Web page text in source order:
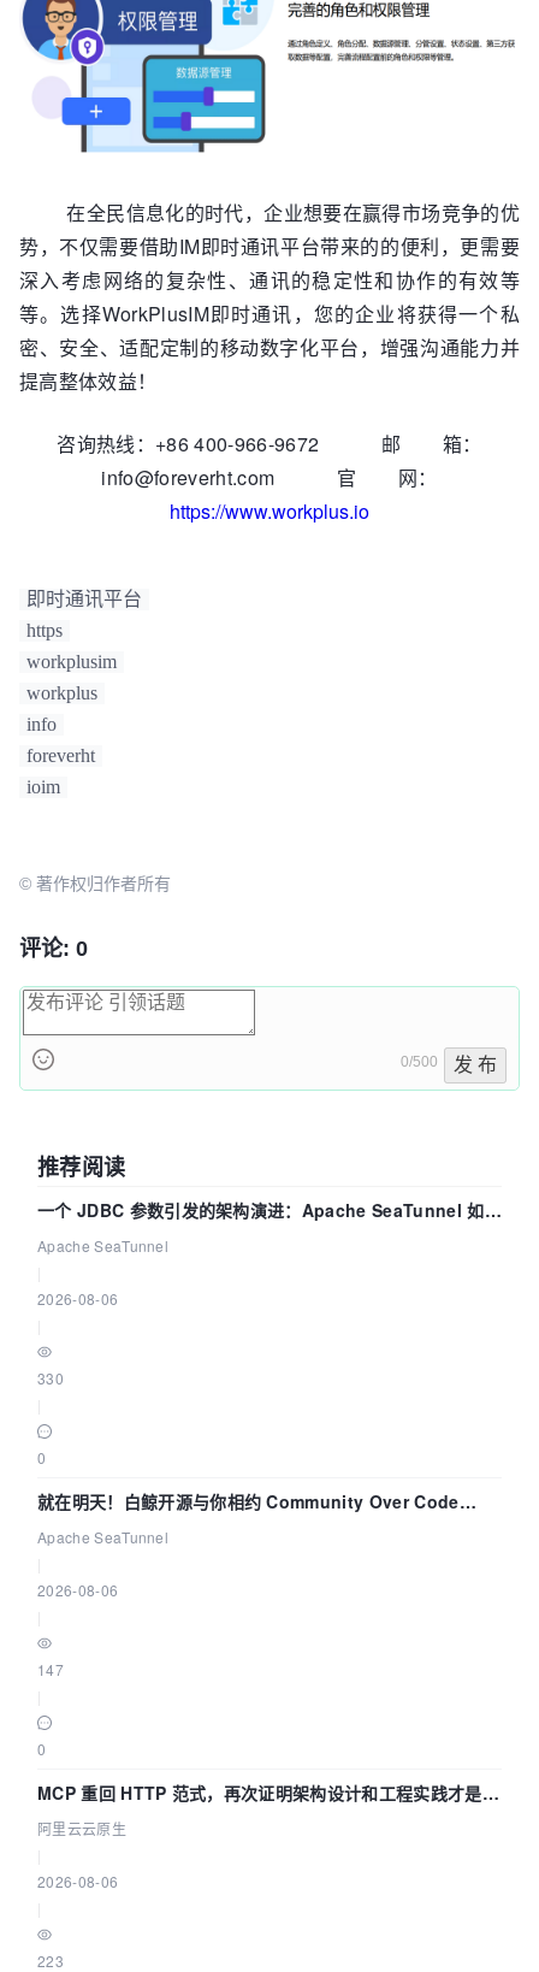
在全民信息化的时代，企业想要在赢得市场竞争的优
势，不仅需要借助IM即时通讯平台带来的的便利，更需要
深入考虑网络的复杂性、通讯的稳定性和协作的有效等
等。选择WorkPlusIM即时通讯，您的企业将获得一个私
密、安全、适配定制的移动数字化平台，增强沟通能力并
提高整体效益！
咨询热线：+86 400-966-9672 邮 箱：
info@foreverht.com 官 网：
https://www.workplus.io
即时通讯平台
https
workplusim
workplus
info
foreverht
ioim
© 著作权归作者所有
评论: 0
0/500 发 布
推荐阅读
一个 JDBC 参数引发的架构演进：Apache SeaTunnel 如何
解决数据同步中的“定时 Flush”难题
Apache SeaTunnel
2026-08-06
330
0
就在明天！白鲸开源与你相约 Community Over Code
Asia 2026 主题演讲！
Apache SeaTunnel
2026-08-06
147
0
MCP 重回 HTTP 范式，再次证明架构设计和工程实践才是稀
缺资源
阿里云云原生
2026-08-06
223